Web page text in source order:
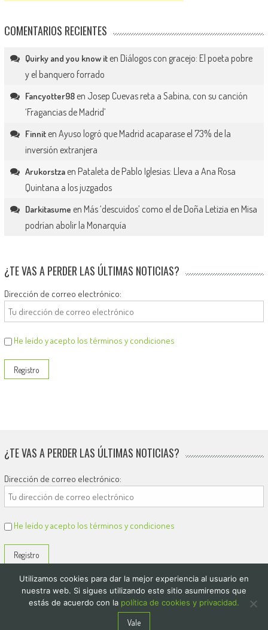
COMENTARIOS RECIENTES
Quirky and you know iten Diálogos con gracejo: El poeta pobre
y el banquero forrado
Fancyotter98en Josep Cuevas reta a Sabina, con su canción
‘Fragancias de Madrid’
Finniten Ayuso logró que Madrid acaparase el 73% de la
inversión extranjera
Arukorstzaen Pataleta de Pablo Iglesias: Lleva a Ana Rosa
Quintana a los juzgados
Darkitasume en Más ‘descuidos’ como el de Doña Letizia en Misa
podrían abolir la Monarquía
¿TE VAS A PERDER LAS ÚLTIMAS NOTICIAS?
Dirección de correo electrónico:
He leído y acepto los términos y condiciones
¿TE VAS A PERDER LAS ÚLTIMAS NOTICIAS?
Dirección de correo electrónico:
He leído y acepto los términos y condiciones
El Diario de Colón
Utilizamos cookies para dar la mejor experiencia al usuario en
nuestra web. Si sigues utilizando este sitio asumiremos que
estás de acuerdo con la política de cookies y privacidad.
Vale